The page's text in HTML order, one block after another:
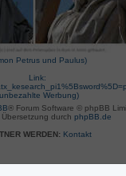
Petrus und Paulus)
Link:
Werbung)
® Forum Software © phpBB
Übersetzung durch phpBB.de
WERDEN: Kontakt